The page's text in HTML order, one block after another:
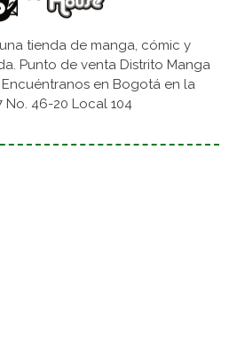
tienda de manga, cómic y
Punto de venta Distrito Manga
en Bogotá en la
No. 46-20 Local 104